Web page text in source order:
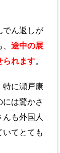
でん返しが
途中の展
られます。
特に瀬戸康
には驚かさ
んも外国人
いてとても